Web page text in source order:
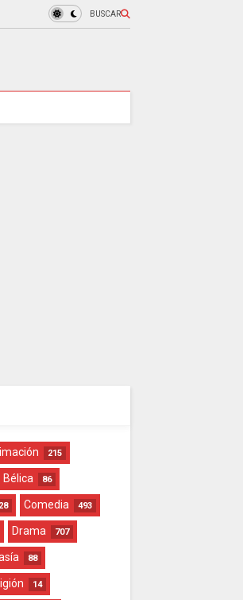
BUSCAR
215
Bélica 86
Comedia 493
Drama 707
88
14